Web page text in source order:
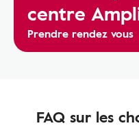
centre
Prendre rendez vous
FAQ sur les